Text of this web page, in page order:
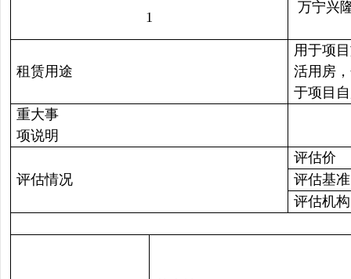
1
万宁兴
租赁用途
用于项
活用房
于项目
重大事
项说明
评估情况
评估价
评估基
评估机构